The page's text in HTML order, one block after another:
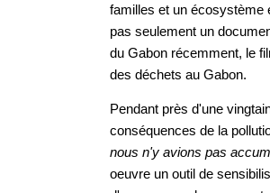
familles et un écosystème
pas seulement un
du Gabon récemment, le
des déchets au Gabon.
Pendant près d'une
conséquences de la
nous n'y avions pas
oeuvre un outil de